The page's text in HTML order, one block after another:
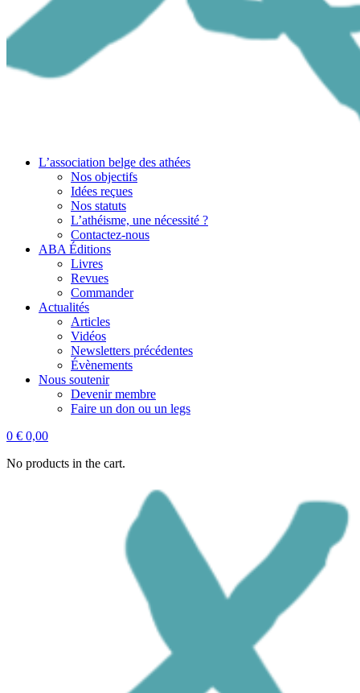
L’association belge des athées
Nos objectifs
Idées reçues
Nos statuts
L’athéisme, une nécessité ?
Contactez-nous
ABA Éditions
Livres
Revues
Commander
Actualités
Articles
Vidéos
Newsletters précédentes
Évènements
Nous soutenir
Devenir membre
Faire un don ou un legs
0 € 0,00
No products in the cart.